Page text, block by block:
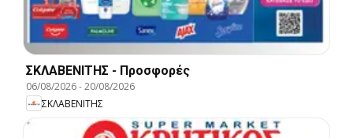
ΣΚΛΑΒΕΝΙΤΗΣ - Προσφορές
06/08/2026-20/08/2026
ΣΚΛΑΒΕΝΙΤΗΣ